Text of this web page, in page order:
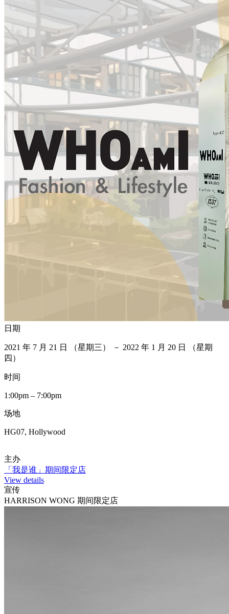
日期
2021 年 7 月 21 日 （星期三） － 2022 年 1 月 20 日 （星期
四）
时间
1:00pm – 7:00pm
场地
HG07, Hollywood
主办
「我是谁」期间限定店
View details
宣传
HARRISON WONG 期间限定店